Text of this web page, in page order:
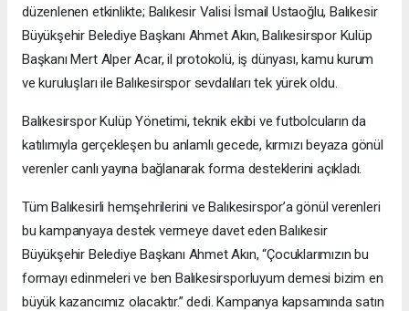
düzenlenen etkinlikte; Balıkesir Valisi İsmail Ustaoğlu, Balıkesir
Büyükşehir Belediye Başkanı Ahmet Akın, Balıkesirspor Kulüp
Başkanı Mert Alper Acar, il protokolü, iş dünyası, kamu kurum
ve kuruluşları ile Balıkesirspor sevdalıları tek yürek oldu.
Balıkesirspor Kulüp Yönetimi, teknik ekibi ve futbolcuların da
katılımıyla gerçekleşen bu anlamlı gecede, kırmızı beyaza gönül
verenler canlı yayına bağlanarak forma desteklerini açıkladı.
Tüm Balıkesirli hemşehrilerini ve Balıkesirspor’a gönül verenleri
bu kampanyaya destek vermeye davet eden Balıkesir
Büyükşehir Belediye Başkanı Ahmet Akın, “Çocuklarımızın bu
formayı edinmeleri ve ben Balıkesirsporluyum demesi bizim en
büyük kazancımız olacaktır.” dedi. Kampanya kapsamında satın